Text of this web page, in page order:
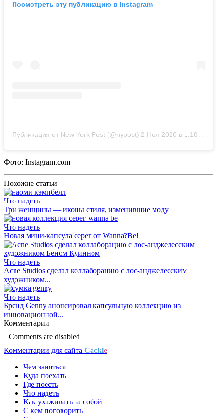
Посмотреть эту публикацию в Instagram
Публикация от New York Post (@nypost) 2 Ноя 2020 в 1:18 PST
Фото: Instagram.com
Похожие статьи
Что надеть
Три женщины — иконы стиля, изменившие моду
Что надеть
Новая мини-капсула серег от Wanna?Be!
Что надеть
Acne Studios сделал коллаборацию с лос-анджелесским
художником...
Что надеть
Бренд Genny анонсировал капсульную коллекцию из
инновационной...
Комментарии
Comments are disabled
Комментарии для сайта Cackle
Чем заняться
Куда поехать
Где поесть
Что надеть
Как ухаживать за собой
С кем поговорить